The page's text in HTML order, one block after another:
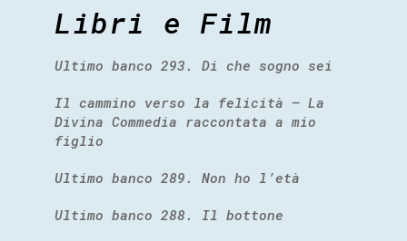
Libri e Film
Ultimo banco 293. Di che sogno sei
Il cammino verso la felicità – La
Divina Commedia raccontata a mio
figlio
Ultimo banco 289. Non ho l’età
Ultimo banco 288. Il bottone